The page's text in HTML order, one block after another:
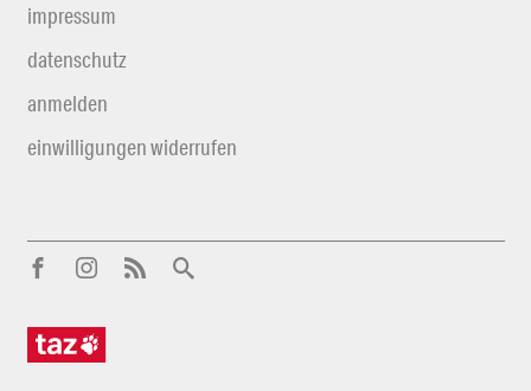
impressum
datenschutz
anmelden
einwilligungen widerrufen